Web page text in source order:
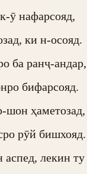
ӯ нафарсояд,
ки н-осояд.
ба ранҷ-андар,
бифарсояд.
шон ҳаметозад,
рӯй бишхояд.
аспед, лекин ту